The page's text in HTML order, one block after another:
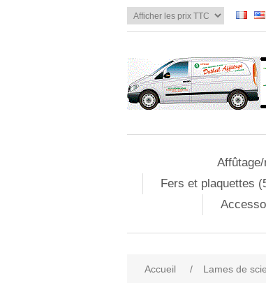
Fers et plaquettes
Accueil / Lames de scie